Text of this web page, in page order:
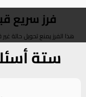
فرز سريع
هذا الفرز يمنع تحويل حالة
ستة